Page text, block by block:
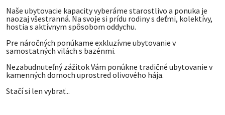
Naše ubytovacie kapacity vyberáme starostlivo a ponuka je
naozaj všestranná. Na svoje si prídu rodiny s deťmi, kolektívy,
hostia s aktívnym spôsobom oddychu.
Pre náročných ponúkame exkluzívne ubytovanie v
samostatných vilách s bazénmi.
Nezabudnuteľný zážitok Vám ponúkne tradičné ubytovanie v
kamenných domoch uprostred olivového hája.
Stačí si len vybrať...